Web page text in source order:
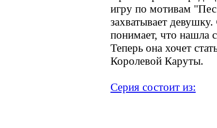
игру по мотивам
захватывает
понимает, что нашла
Теперь она хочет
Королевой Каруты.
Серия состоит из: